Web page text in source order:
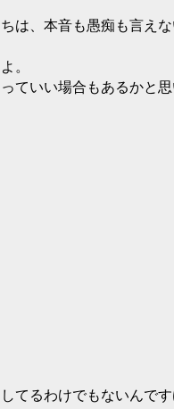
は、本音も愚痴も言えな
。
いい場合もあるかと思
てるわけでもないんで